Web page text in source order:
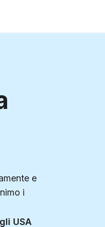
e
i
USA